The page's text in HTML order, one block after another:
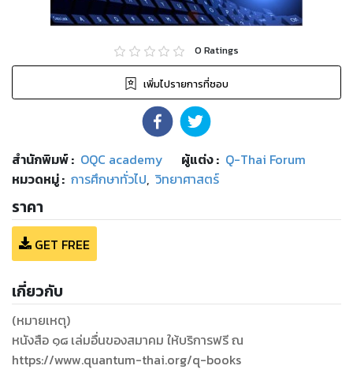
0 Ratings
เพิ่มไปรายการที่ชอบ
สำนักพิมพ์: OQC academy ผู้แต่ง : Q-Thai Forum
หมวดหมู่: การศึกษาทั่วไป, วิทยาศาสตร์
ราคา
GET FREE
เกี่ยวกับ
(หมายเหตุ)
หนังสือ ๑๘​ เล่มอื่นของสมาคม ให้บริการฟรี ณ
https://www.quantum-thai.org/q-books